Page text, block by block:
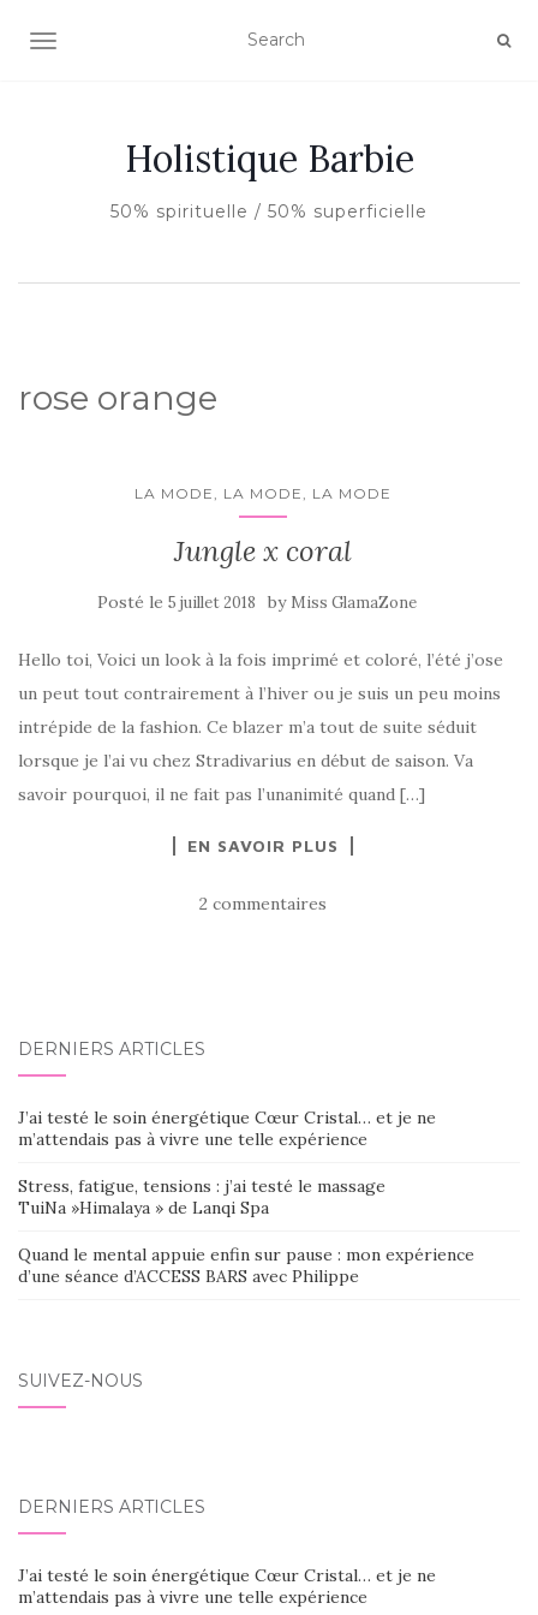
AFFICHER/MASQUER LA NAVIGATION
Holistique Barbie
50% spirituelle / 50% superficielle
rose orange
LA MODE, LA MODE, LA MODE
Jungle x coral
Posté le 5 juillet 2018 by Miss GlamaZone
Hello toi, Voici un look à la fois imprimé et coloré, l’été j’ose
un peut tout contrairement à l’hiver ou je suis un peu moins
intrépide de la fashion. Ce blazer m’a tout de suite séduit
lorsque je l’ai vu chez Stradivarius en début de saison. Va
savoir pourquoi, il ne fait pas l’unanimité quand […]
EN SAVOIR PLUS
2 commentaires
DERNIERS ARTICLES
J’ai testé le soin énergétique Cœur Cristal… et je ne
m’attendais pas à vivre une telle expérience
Stress, fatigue, tensions : j’ai testé le massage
TuiNa »Himalaya » de Lanqi Spa
Quand le mental appuie enfin sur pause : mon expérience
d’une séance d’ACCESS BARS avec Philippe
SUIVEZ-NOUS
DERNIERS ARTICLES
J’ai testé le soin énergétique Cœur Cristal… et je ne
m’attendais pas à vivre une telle expérience